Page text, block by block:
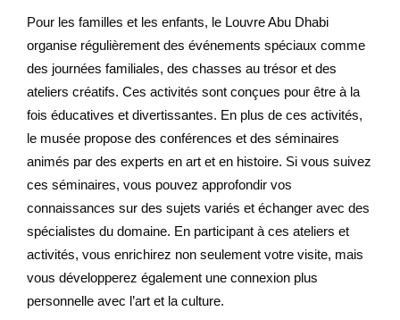
Pour les familles et les enfants, le Louvre Abu Dhabi
organise régulièrement des événements spéciaux comme
des journées familiales, des chasses au trésor et des
ateliers créatifs. Ces activités sont conçues pour être à la
fois éducatives et divertissantes. En plus de ces activités,
le musée propose des conférences et des séminaires
animés par des experts en art et en histoire. Si vous suivez
ces séminaires, vous pouvez approfondir vos
connaissances sur des sujets variés et échanger avec des
spécialistes du domaine. En participant à ces ateliers et
activités, vous enrichirez non seulement votre visite, mais
vous développerez également une connexion plus
personnelle avec l’art et la culture.